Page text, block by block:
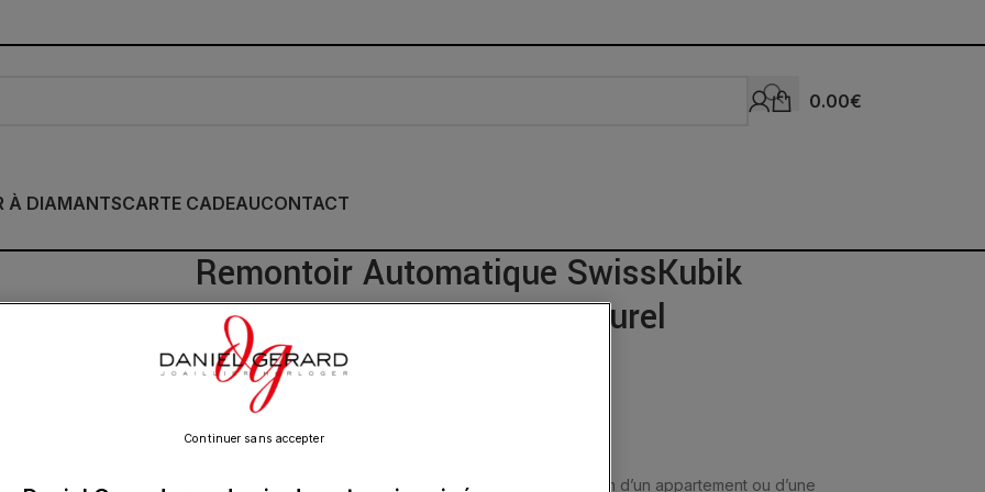
0.00€
À DIAMANTSCARTE CADEAUCONTACT
Remontoir Automatique SwissKubik
Masterbox Bois Wenge Naturel
890.00€ –985.00
Le bois est un matériau incontournable dans la décoration d’un appartement ou d’une
Continuer sans accepter